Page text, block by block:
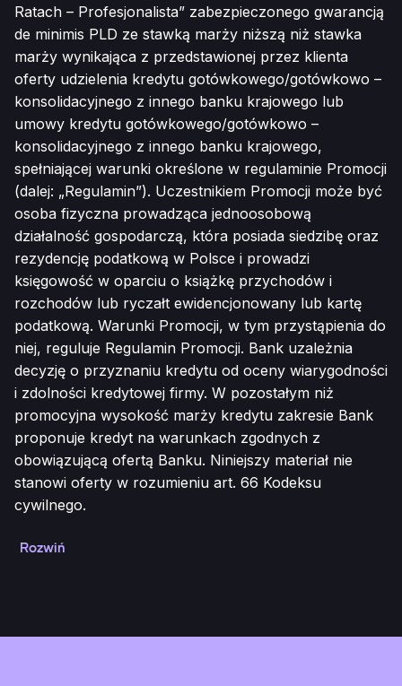
Ratach – Profesjonalista” zabezpieczonego gwarancją
de minimis PLD ze stawką marży niższą niż stawka
marży wynikająca z przedstawionej przez klienta
oferty udzielenia kredytu gotówkowego/gotówkowo –
konsolidacyjnego z innego banku krajowego lub
umowy kredytu gotówkowego/gotówkowo –
konsolidacyjnego z innego banku krajowego,
spełniającej warunki określone w regulaminie Promocji
(dalej: „Regulamin”). Uczestnikiem Promocji może być
osoba fizyczna prowadząca jednoosobową
działalność gospodarczą, która posiada siedzibę oraz
rezydencję podatkową w Polsce i prowadzi
księgowość w oparciu o książkę przychodów i
rozchodów lub ryczałt ewidencjonowany lub kartę
podatkową. Warunki Promocji, w tym przystąpienia do
niej, reguluje Regulamin Promocji. Bank uzależnia
decyzję o przyznaniu kredytu od oceny wiarygodności
i zdolności kredytowej firmy. W pozostałym niż
promocyjna wysokość marży kredytu zakresie Bank
proponuje kredyt na warunkach zgodnych z
obowiązującą ofertą Banku. Niniejszy materiał nie
stanowi oferty w rozumieniu art. 66 Kodeksu
cywilnego.
Rozwiń